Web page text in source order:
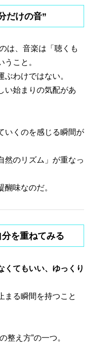
だけの音”
は、音楽は「聴くも
こと。
わけではない。
い始まりの気配があ
いくのを感じる瞬間が
然のリズム」が重なっ
味なのだ。
を重ねてみる
くてもいい、ゆっくり
まる瞬間を持つこと
整え方”の一つ。